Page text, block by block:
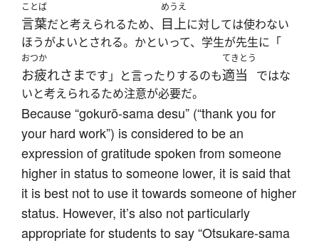
ことば
言葉だと考えられるため、
めうえ
目上に対しては使わない
ほうがよいとされる。かといって、学生が先生に「
おつか
お疲れさまです」と言ったりするのも
てきとう
適当
ではな
いと考えられるため注意が必要だ。
Because “gokurõ-sama desu” (“thank you for
your hard work”) is considered to be an
expression of gratitude spoken from someone
higher in status to someone lower, it is said that
it is best not to use it towards someone of higher
status. However, it’s also not particularly
appropriate for students to say “Otsukare-sama